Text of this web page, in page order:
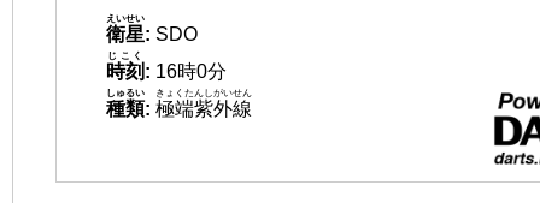
衛星
えいせい
: SDO
時刻
じこく
: 16時0分
種類
しゅるい
: 極端紫外線
きょくたんしがいせん